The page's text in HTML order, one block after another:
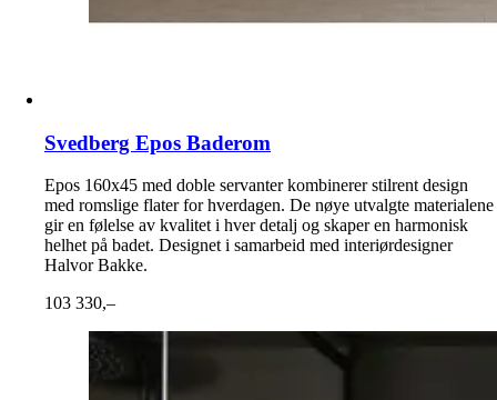
Svedberg Epos Baderom
Epos 160x45 med doble servanter kombinerer stilrent design
med romslige flater for hverdagen. De nøye utvalgte materialene
gir en følelse av kvalitet i hver detalj og skaper en harmonisk
helhet på badet. Designet i samarbeid med interiørdesigner
Halvor Bakke.
103 330,–